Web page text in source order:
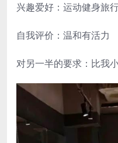
兴趣爱好：运动健身旅
自我评价：温和有活力
对另一半的要求：比我